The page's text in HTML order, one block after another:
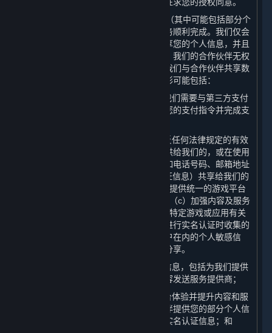
3. 我们可能会向合作伙伴共享您的数据（其中可能包括部分个
人信息），以保障为您提供的内容和服务顺利完成。我们仅会
出于合法、正当、必要、特定的目的共享您的个人信息，并且
只会共享提供内容和服务所必要的数据。我们的合作伙伴无权
将共享的个人信息用于任何其他用途。我们与合作伙伴共享数
据（其中可能包括部分个人信息）的情形可能包括：
（1） 为了实现平台的基本交易功能，我们需要与第三方支付
，以确认您的支付指令并完成支
（2） 您在购买内容和服务后，在不违反任何法律规定的有效
审批要求的前提下，我们可能会将您提供给我们的，或在使用
我们的内容及服务时产生的部分数据，如电话号码、邮箱地址
及IP地址、用户名及头像（不含实名认证信息）共享给我们的
许可方或其他合作伙伴，以便为您（a）提供统一的游戏平台
体验；（b）提供维护和游戏相关服务；（c）加强内容及服务
的安全性；以及（d）向您发送与订阅及特定游戏或应用有关
的商业信息。对于我们在您根据本政策进行实名认证时收集的
个人信息，以及包括特殊身份及金融账户在内的个人敏感信
息，我们在任何情况下均不会向第三方分享。
（3） 向电信服务提供商提供您的个人信息，包括为我们提供
个人信息存储服务的云存储提供方和内容发送服务提供商；
（4） 为了向您提供全球统一的游戏平台体验并提升内容和服
务的安全机制，我们会向我们的合作伙伴提供您的部分个人信
息，但不会向我们的合作伙伴提供您的实名认证信息；和